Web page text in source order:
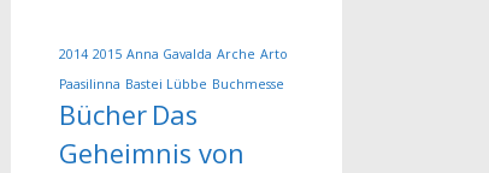
2014 2015 Anna Gavalda Arche Arto
Paasilinna Bastei Lübbe Buchmesse
Bücher Das
Geheimnis von